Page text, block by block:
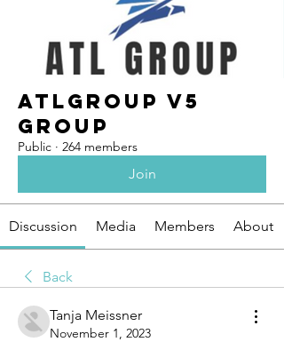
ATLGroup v5
Group
Public · 264 members
Join
Discussion Media Members About
Back
Tanja Meissner
November 1, 2023